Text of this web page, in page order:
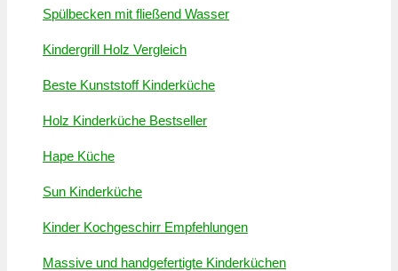
Spülbecken mit fließend Wasser
Kindergrill Holz Vergleich
Beste Kunststoff Kinderküche
Holz Kinderküche Bestseller
Hape Küche
Sun Kinderküche
Kinder Kochgeschirr Empfehlungen
Massive und handgefertigte Kinderküchen